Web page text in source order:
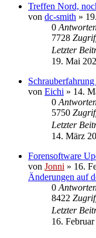
Treffen Nord,
von dc-smith »
0
7728
Letzter
19. Mai
von Eichi » 14.
0
5750
Letzter
14. März
Forensoftware
von Jonni » 16.
Änderungen auf
0
8422
Letzter
16.